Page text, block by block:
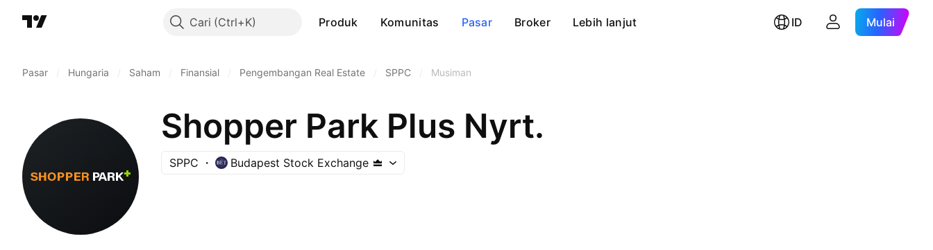
Cari Produk Komunitas Pasar Broker Lebih lanjut ID Mulai
Pasar Hungaria Saham Finansial Pengembangan Real Estate SPPC Musiman
Shopper Park Plus Nyrt.
SPPC Budapest Stock Exchange